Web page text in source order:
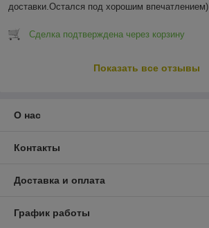
доставки.Остался под хорошим впечатлением)
Сделка подтверждена через корзину
Показать все отзывы
О нас
Контакты
Доставка и оплата
График работы